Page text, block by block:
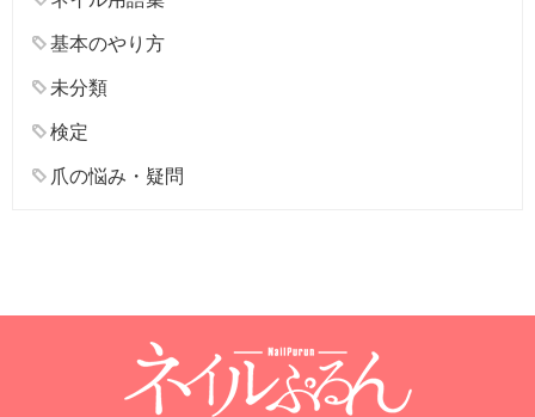
基本のやり方
未分類
検定
爪の悩み・疑問